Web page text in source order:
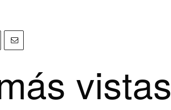
vistas